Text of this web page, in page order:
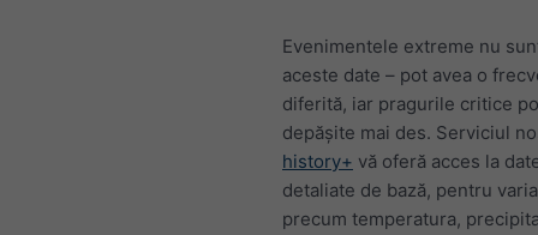
Evenimentele extreme nu
aceste date – pot avea o
diferită, iar pragurile critice
depășite mai des. Serviciul
history+ vă oferă acces la
detaliate de bază, pentru
precum temperatura,